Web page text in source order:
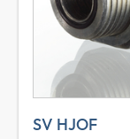
SV HJOF